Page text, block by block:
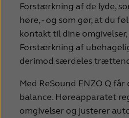
Forstærkning af de lyde,
høre, - og som gør, at du
kontakt til dine
Forstærkning af
derimod særdeles
Med ReSound ENZO Q
balance. Høreapparatet
omgivelser og justerer